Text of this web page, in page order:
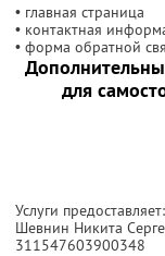
• главная страница
• контактная
• форма обратной
для
Услуги
Шевнин Никита
311547603900348